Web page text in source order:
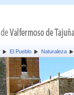
El Pueblo Naturaleza